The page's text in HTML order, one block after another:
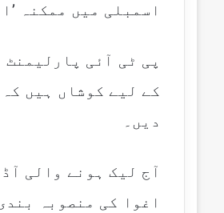
اسمبلی میں ممکنہ
پی ٹی آئی
کے لیے کوشاں ہیں
دیں۔
آج لیک ہونے والی
اغوا کی منصوبہ